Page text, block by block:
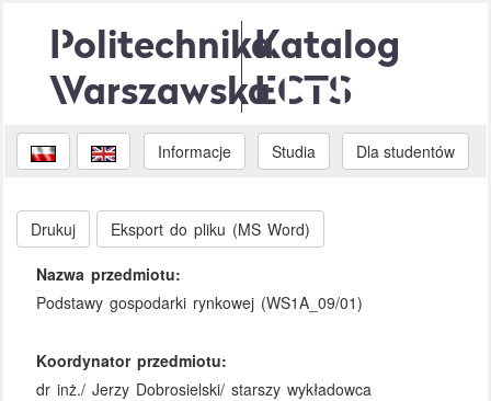
Politechnika
Warszawska
Katalog
ECTS
Informacje Studia Dla studentów
Drukuj Eksport do pliku (MS Word)
Nazwa przedmiotu:
Podstawy gospodarki rynkowej (WS1A_09/01)
Koordynator przedmiotu:
dr inż./ Jerzy Dobrosielski/ starszy wykładowca